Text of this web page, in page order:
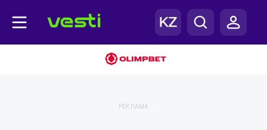
РЕКЛАМА